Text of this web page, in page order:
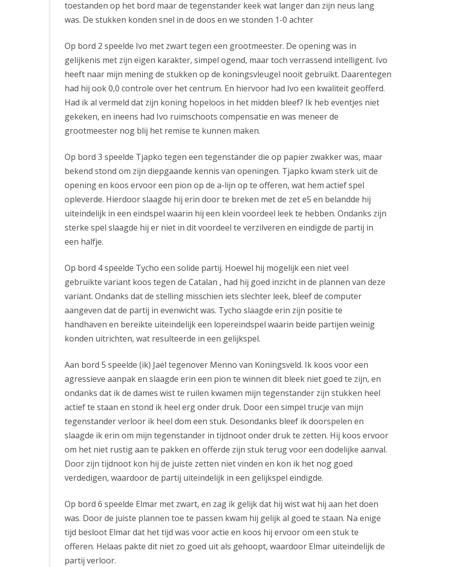
toestanden op het bord maar de tegenstander keek wat langer dan zijn neus lang
was. De stukken konden snel in de doos en we stonden 1-0 achter
Op bord 2 speelde Ivo met zwart tegen een grootmeester. De opening was in
gelijkenis met zijn eigen karakter, simpel ogend, maar toch verrassend intelligent. Ivo
heeft naar mijn mening de stukken op de koningsvleugel nooit gebruikt. Daarentegen
had hij ook 0,0 controle over het centrum. En hiervoor had Ivo een kwaliteit geofferd.
Had ik al vermeld dat zijn koning hopeloos in het midden bleef? Ik heb eventjes niet
gekeken, en ineens had Ivo ruimschoots compensatie en was meneer de
grootmeester nog blij het remise te kunnen maken.
Op bord 3 speelde Tjapko tegen een tegenstander die op papier zwakker was, maar
bekend stond om zijn diepgaande kennis van openingen. Tjapko kwam sterk uit de
opening en koos ervoor een pion op de a-lijn op te offeren, wat hem actief spel
opleverde. Hierdoor slaagde hij erin door te breken met de zet e5 en belandde hij
uiteindelijk in een eindspel waarin hij een klein voordeel leek te hebben. Ondanks zijn
sterke spel slaagde hij er niet in dit voordeel te verzilveren en eindigde de partij in
een halfje.
Op bord 4 speelde Tycho een solide partij. Hoewel hij mogelijk een niet veel
gebruikte variant koos tegen de Catalan , had hij goed inzicht in de plannen van deze
variant. Ondanks dat de stelling misschien iets slechter leek, bleef de computer
aangeven dat de partij in evenwicht was. Tycho slaagde erin zijn positie te
handhaven en bereikte uiteindelijk een lopereindspel waarin beide partijen weinig
konden uitrichten, wat resulteerde in een gelijkspel.
Aan bord 5 speelde (ik) Jaël tegenover Menno van Koningsveld. Ik koos voor een
agressieve aanpak en slaagde erin een pion te winnen dit bleek niet goed te zijn, en
ondanks dat ik de dames wist te ruilen kwamen mijn tegenstander zijn stukken heel
actief te staan en stond ik heel erg onder druk. Door een simpel trucje van mijn
tegenstander verloor ik heel dom een stuk. Desondanks bleef ik doorspelen en
slaagde ik erin om mijn tegenstander in tijdnoot onder druk te zetten. Hij koos ervoor
om het niet rustig aan te pakken en offerde zijn stuk terug voor een dodelijke aanval.
Door zijn tijdnoot kon hij de juiste zetten niet vinden en kon ik het nog goed
verdedigen, waardoor de partij uiteindelijk in een gelijkspel eindigde.
Op bord 6 speelde Elmar met zwart, en zag ik gelijk dat hij wist wat hij aan het doen
was. Door de juiste plannen toe te passen kwam hij gelijk al goed te staan. Na enige
tijd besloot Elmar dat het tijd was voor actie en koos hij ervoor om een stuk te
offeren. Helaas pakte dit niet zo goed uit als gehoopt, waardoor Elmar uiteindelijk de
partij verloor.